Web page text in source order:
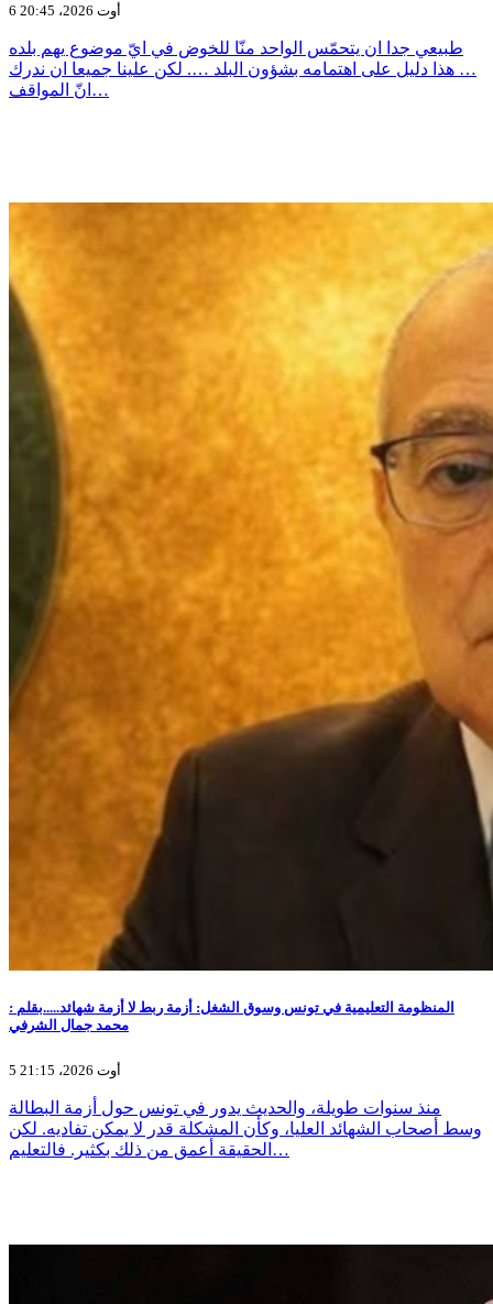
6 أوت 2026، 20:45
طبيعي جدا ان يتحمّس الواحد منّا للخوض في ايّ موضوع يهم بلده
… هذا دليل على اهتمامه بشؤون البلد …. لكن علينا جميعا ان ندرك
انّ المواقف…
المنظومة التعليمية في تونس وسوق الشغل: أزمة ربط لا أزمة شهائد.....بقلم :
محمد جمال الشرفي
5 أوت 2026، 21:15
منذ سنوات طويلة، والحديث يدور في تونس حول أزمة البطالة
وسط أصحاب الشهائد العليا، وكأن المشكلة قدر لا يمكن تفاديه. لكن
الحقيقة أعمق من ذلك بكثير. فالتعليم…